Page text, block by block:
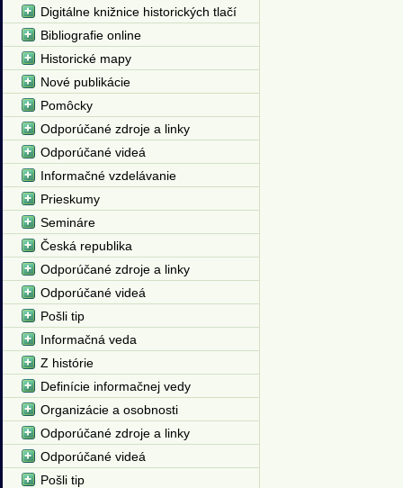
Digitálne knižnice historických tlačí
Bibliografie online
Historické mapy
Nové publikácie
Pomôcky
Odporúčané zdroje a linky
Odporúčané videá
Informačné vzdelávanie
Prieskumy
Semináre
Česká republika
Odporúčané zdroje a linky
Odporúčané videá
Pošli tip
Informačná veda
Z histórie
Definície informačnej vedy
Organizácie a osobnosti
Odporúčané zdroje a linky
Odporúčané videá
Pošli tip